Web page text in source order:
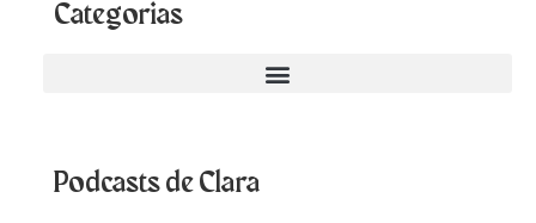
Categorias
Podcasts de Clara